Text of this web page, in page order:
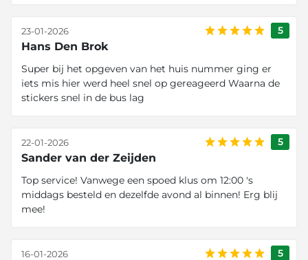
5
Hans Den Brok
23-01-2026
Super bij het opgeven van het huis nummer ging er
iets mis hier werd heel snel op gereageerd Waarna de
stickers snel in de bus lag
5
Sander van der Zeijden
22-01-2026
Top service! Vanwege een spoed klus om 12:00 's
middags besteld en dezelfde avond al binnen! Erg blij
mee!
5
16-01-2026